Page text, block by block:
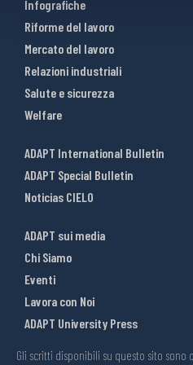
Infografiche
Riforme del lavoro
Mercato del lavoro
Relazioni industriali
Salute e sicurezza
Welfare
ADAPT International Bulletin
ADAPT Special Bulletin
Noticias CIELO
ADAPT sui media
Chi Siamo
Eventi
Lavora con Noi
ADAPT University Press
Gli scritti disponibili su questo sito sono